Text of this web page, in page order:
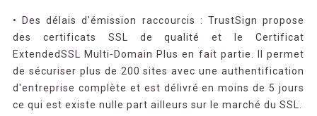
• Des délais d'émission raccourcis : TrustSign propose
des certificats SSL de qualité et le Certificat
ExtendedSSL Multi-Domain Plus en fait partie. Il permet
de sécuriser plus de 200 sites avec une authentification
d'entreprise complète et est délivré en moins de 5 jours
ce qui est existe nulle part ailleurs sur le marché du SSL.